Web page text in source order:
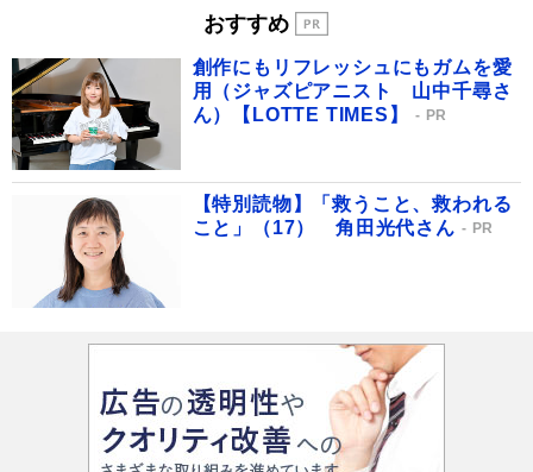
おすすめ
創作にもリフレッシュにもガムを愛
用（ジャズピアニスト 山中千尋さ
ん）【LOTTE TIMES】
PR
【特別読物】「救うこと、救われる
こと」（17） 角田光代さん
PR